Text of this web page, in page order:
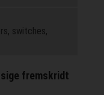
switches,
fremskridt